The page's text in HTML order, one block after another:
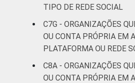
TIPO DE REDE SOCIAL
C7G - ORGANIZAÇÕES
OU CONTA PRÓPRIA EM
PLATAFORMA OU REDE
C8A - ORGANIZAÇÕES
OU CONTA PRÓPRIA EM